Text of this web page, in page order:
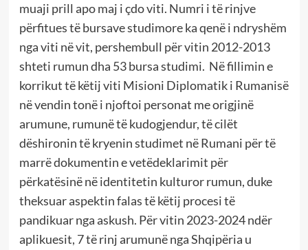
muaji prill apo maj i çdo viti. Numri i të rinjve
përfitues të bursave studimore ka qenë i ndryshëm
nga viti në vit, pershembull për vitin 2012-2013
shteti rumun dha 53 bursa studimi. Në fillimin e
korrikut të këtij viti Misioni Diplomatik i Rumanisë
në vendin tonë i njoftoi personat me origjinë
arumune, rumunë të kudogjendur, të cilët
dëshironin të kryenin studimet në Rumani për të
marrë dokumentin e vetëdeklarimit për
përkatësinë në identitetin kulturor rumun, duke
theksuar aspektin falas të këtij procesi të
pandikuar nga askush. Për vitin 2023-2024 ndër
aplikuesit, 7 të rinj arumunë nga Shqipëria u